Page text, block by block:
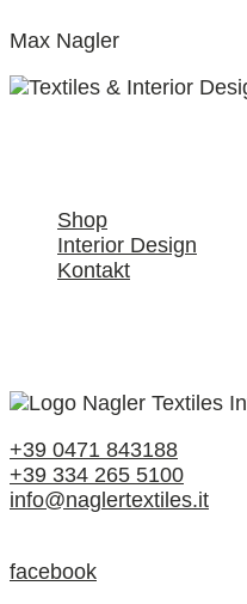
Max Nagler
Shop
Interior Design
Kontakt
+39 0471 843188
+39 334 265 5100
info@naglertextiles.it
facebook